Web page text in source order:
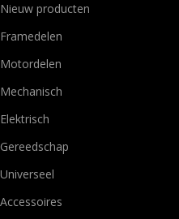
Nieuw producten
Framedelen
Motordelen
Mechanisch
Elektrisch
Gereedschap
Universeel
Accessoires